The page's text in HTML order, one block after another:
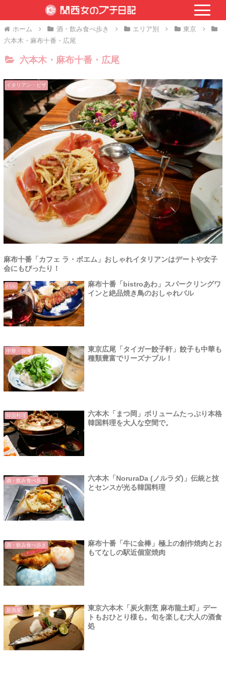
ホーム 酒・飲み食べ歩き エリア別
東京
六本木・麻布十番・広尾
六本木・麻布十番・広尾
イタリアン・ピザ
麻布十番「カフェ ラ・ボエム」おしゃれイタリアンはデートや女子
会にもぴったり！
バル
麻布十番「bistroあわ」スパークリングワ
インと絶品焼き鳥のおしゃれバル
中華・台湾
東京広尾「タイガー餃子軒」餃子も中華も
種類豊富でリーズナブル！
韓国料理
六本木「まつ岡」ボリュームたっぷり本格
韓国料理を大人な空間で。
酒・飲み食べ歩き
六本木「NoruraDa (ノルラダ)」伝統と技
とセンスが光る韓国料理
酒・飲み食べ歩き
麻布十番「牛に金棒」極上の創作焼肉とお
もてなしの駅近個室焼肉
居酒屋
東京六本木「炭火割烹 麻布龍土町」デー
トもおひとり様も。旬を楽しむ大人の酒食
処